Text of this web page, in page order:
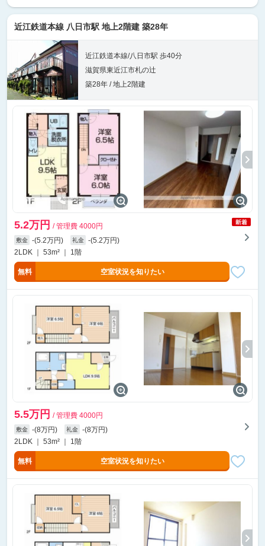
近江鉄道本線 八日市駅 地上2階建 築28年
近江鉄道本線/八日市駅 歩40分
滋賀県東近江市札の辻
築28年 / 地上2階建
5.2万円 / 管理費 4000円
敷金 -(5.2万円) 礼金
-(5.2万円)
2LDK ｜ 53m² ｜ 1階
無料 空室状況を知りたい
5.5万円 / 管理費 4000円
敷金 -(8万円) 礼金
-(8万円)
2LDK ｜ 53m² ｜ 1階
無料 空室状況を知りたい